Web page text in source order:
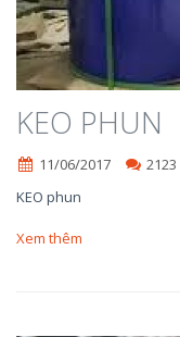
KEO PHUN
11/06/2017
2123
KEO phun
Xem thêm